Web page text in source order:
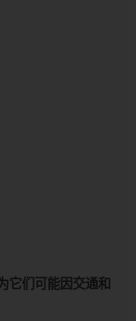
们可能因交通和